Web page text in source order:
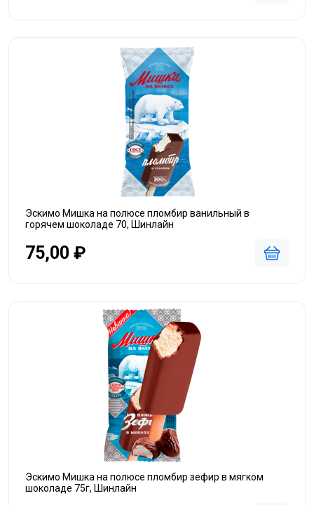
Эскимо Мишка на полюсе пломбир ванильный в
горячем шоколаде 70, Шинлайн
75,00 ₽
Эскимо Мишка на полюсе пломбир зефир в мягком
шоколаде 75г, Шинлайн